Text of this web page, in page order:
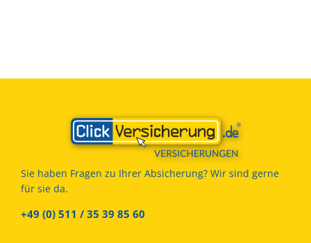
Sie haben Fragen zu Ihrer Absicherung? Wir sind gerne
für sie da.
+49 (0) 511 / 35 39 85 60